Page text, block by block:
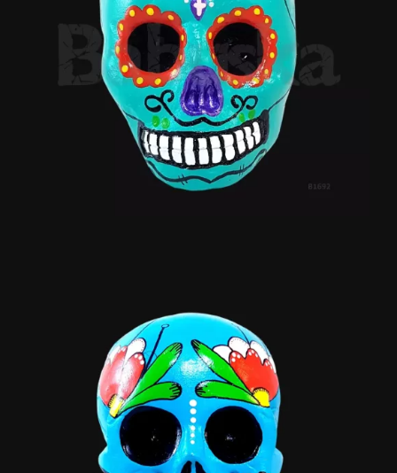
Calma
Flora